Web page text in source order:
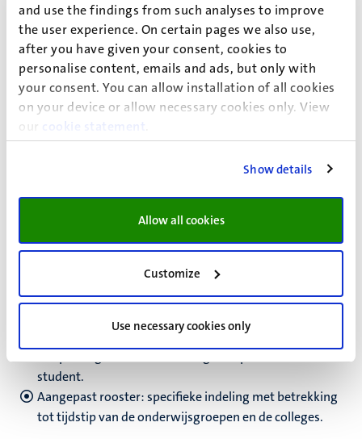
and use the findings from such analyses to improve
the user experience. On certain pages we also use,
after you have given your consent, cookies to
personalise content, emails and ads, but only with
your consent. You can allow installation of all cookies
on your device or allow necessary cookies only. View
our
cookie statement
Show details
Allow all cookies
Customize
Use necessary cookies only
Toetsvoorzieningen
Verlenging van de toetstijd.
Toetsopgaven in vergroot lettertype.
Maken van de toets in een aparte ruimte op de
Gebruik van een computer/laptop voor het maken van
Onderwijsvoorzieningen
papers/essays/opdrachten.
student.
Aangepast rooster: specifieke indeling met betrekking
tot tijdstip van de onderwijsgroepen en de colleges.